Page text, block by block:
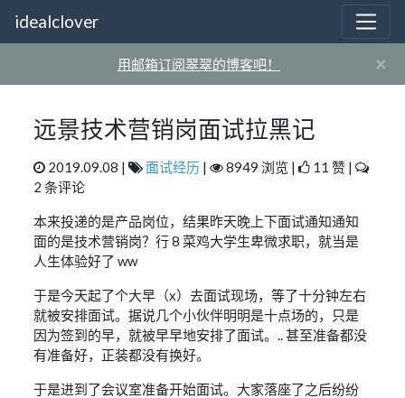
idealclover
用邮箱订阅翠翠的博客吧！ ×
远景技术营销岗面试拉黑记
2019.09.08 | 面试经历 | 8949 浏览 |
11 赞 |
2 条评论
本来投递的是产品岗位，结果昨天晚上下面试通知通知
面的是技术营销岗？行 8 菜鸡大学生卑微求职，就当是
人生体验好了 ww
于是今天起了个大早（x）去面试现场，等了十分钟左右
就被安排面试。据说几个小伙伴明明是十点场的，只是
因为签到的早，就被早早地安排了面试。.. 甚至准备都没
有准备好，正装都没有换好。
于是进到了会议室准备开始面试。大家落座了之后纷纷